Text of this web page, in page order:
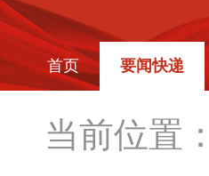
首页 要闻快递
当前位置：